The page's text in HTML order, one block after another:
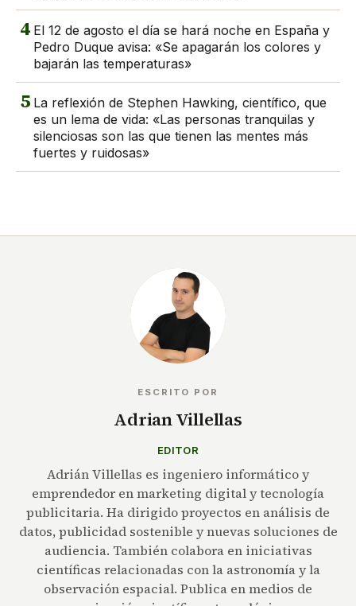
4 El 12 de agosto el día se hará noche en España y
Pedro Duque avisa: «Se apagarán los colores y
bajarán las temperaturas»
5 La reflexión de Stephen Hawking, científico, que
es un lema de vida: «Las personas tranquilas y
silenciosas son las que tienen las mentes más
fuertes y ruidosas»
ESCRITO POR
Adrian Villellas
EDITOR
Adrián Villellas es ingeniero informático y
emprendedor en marketing digital y tecnología
publicitaria. Ha dirigido proyectos en análisis de
datos, publicidad sostenible y nuevas soluciones de
audiencia. También colabora en iniciativas
científicas relacionadas con la astronomía y la
observación espacial. Publica en medios de